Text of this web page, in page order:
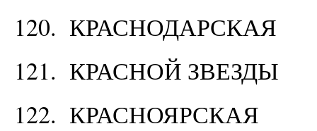
120. КРАСНОДАРСКАЯ
121. КРАСНОЙ ЗВЕЗДЫ
122. КРАСНОЯРСКАЯ